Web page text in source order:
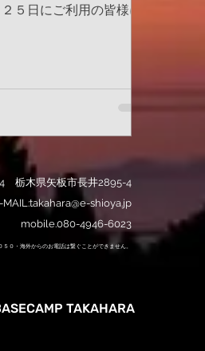
５日にご利用の皆様に
栃木県矢板市長井2895-4
MAIL:takahara@e-shioya.jp
mobile.080-4946-6023
５０・海外からのお電話は繋ぐことができません。
TAKAHARA